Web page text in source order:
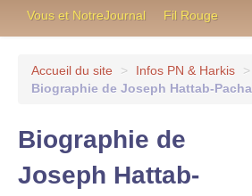
Vous et NotreJournal Fil Rouge
Accueil du site > Infos PN & Harkis >
Biographie de Joseph Hattab-Pacha
Biographie de
Joseph Hattab-